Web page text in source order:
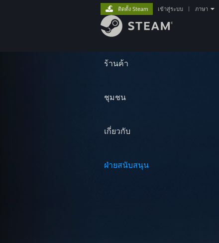
ร้านค้า
ชุมชน
เกี่ยวกับ
ฝ่ายสนับสนุน
ติดตั้ง Steam เข้าสู่ระบบ ภาษา